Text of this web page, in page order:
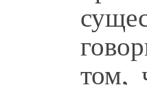
том,